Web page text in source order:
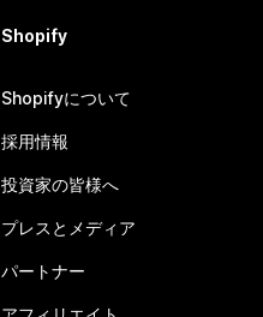
Shopify
Shopifyについて
採用情報
投資家の皆様へ
プレスとメディア
パートナー